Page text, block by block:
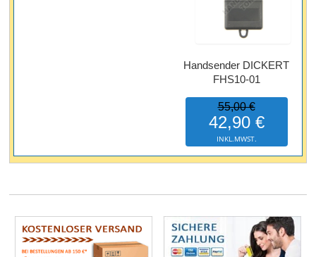
Handsender DICKERT
FHS10-01
55,00 €
42,90 €
INKL.MWST.